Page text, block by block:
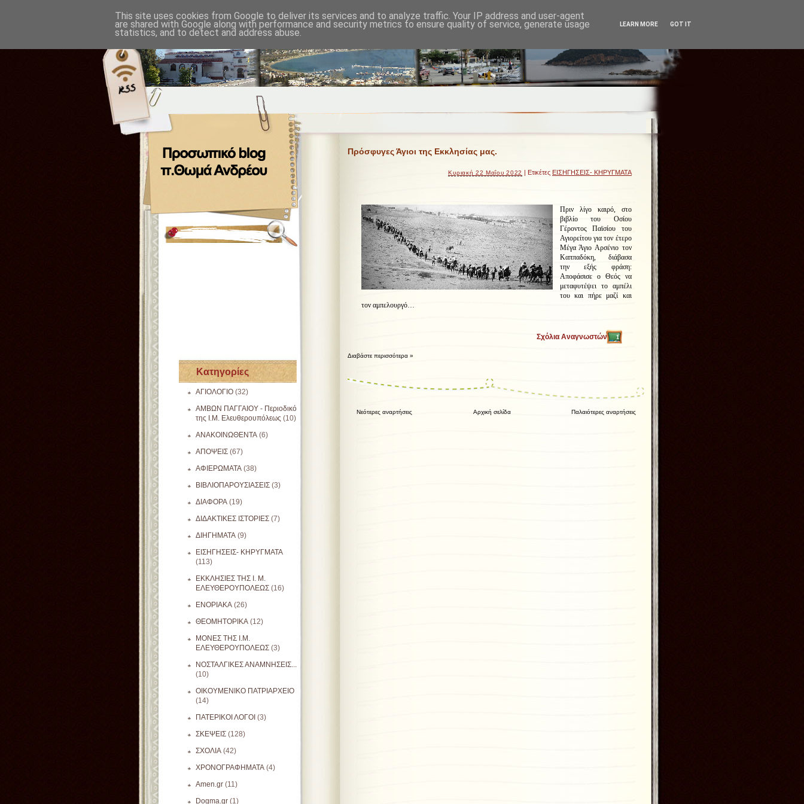
Κατηγορίες
ΑΓΙΟΛΟΓΙΟ (32)
ΑΜΒΩΝ ΠΑΓΓΑΙΟΥ - Περιοδικό
της Ι.Μ. Ελευθερουπόλεως (10)
ΑΝΑΚΟΙΝΩΘΕΝΤΑ (6)
ΑΠΟΨΕΙΣ (67)
ΑΦΙΕΡΩΜΑΤΑ (38)
ΒΙΒΛΙΟΠΑΡΟΥΣΙΑΣΕΙΣ (3)
ΔΙΑΦΟΡΑ (19)
ΔΙΔΑΚΤΙΚΕΣ ΙΣΤΟΡΙΕΣ (7)
ΔΙΗΓΗΜΑΤΑ (9)
ΕΙΣΗΓΗΣΕΙΣ- ΚΗΡΥΓΜΑΤΑ
(113)
ΕΚΚΛΗΣΙΕΣ ΤΗΣ Ι. Μ.
ΕΛΕΥΘΕΡΟΥΠΟΛΕΩΣ (16)
ΕΝΟΡΙΑΚΑ (26)
ΘΕΟΜΗΤΟΡΙΚΑ (12)
ΜΟΝΕΣ ΤΗΣ Ι.Μ.
ΕΛΕΥΘΕΡΟΥΠΟΛΕΩΣ (3)
ΝΟΣΤΑΛΓΙΚΕΣ ΑΝΑΜΝΗΣΕΙΣ...
(10)
ΟΙΚΟΥΜΕΝΙΚΟ ΠΑΤΡΙΑΡΧΕΙΟ
(14)
ΠΑΤΕΡΙΚΟΙ ΛΟΓΟΙ (3)
ΣΚΕΨΕΙΣ (128)
ΣΧΟΛΙΑ (42)
ΧΡΟΝΟΓΡΑΦΗΜΑΤΑ (4)
Amen.gr (11)
Dogma.gr (1)
Πρόσφυγες Άγιοι της Εκκλησίας μας.
Κυριακή 22 Μαΐου 2022 | Ετικέτες ΕΙΣΗΓΗΣΕΙΣ- ΚΗΡΥΓΜΑΤΑ
Πριν λίγο καιρό, στο
βιβλίο του Οσίου
Γέροντος Παϊσίου του
Αγιορείτου για τον έτερο
Μέγα Άγιο Αρσένιο τον
Καππαδόκη, διάβασα
την εξής φράση:
Αποφάσισε ο Θεός να
μεταφυτέψει το αμπέλι
του και πήρε μαζί και
τον αμπελουργό…
Σχόλια Αναγνωστών 1
Διαβάστε περισσότερα »
Νεότερες αναρτήσεις Παλαιότερες αναρτήσεις
Αρχική σελίδα
This site uses cookies from Google to deliver its services and to analyze traffic. Your IP address and user-agent
are shared with Google along with performance and security metrics to ensure quality of service, generate usage
statistics, and to detect and address abuse.
LEARN MORE GOT IT